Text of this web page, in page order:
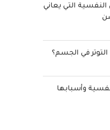
التي يعاني
في الجسم؟
وأسبابها